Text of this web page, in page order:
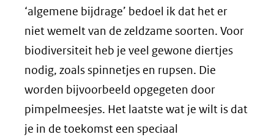
‘algemene bijdrage’ bedoel ik dat het er
niet wemelt van de zeldzame soorten. Voor
biodiversiteit heb je veel gewone diertjes
nodig, zoals spinnetjes en rupsen. Die
worden bijvoorbeeld opgegeten door
pimpelmeesjes. Het laatste wat je wilt is dat
je in de toekomst een speciaal